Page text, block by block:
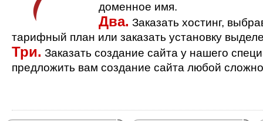
доменное имя.
Два. Заказать хостинг,
тарифный план или заказать установку
Три. Заказать создание сайта у нашего
предложить вам создание сайта любой